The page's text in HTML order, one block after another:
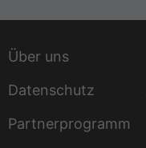
Über uns
Datenschutz
Partnerprogramm